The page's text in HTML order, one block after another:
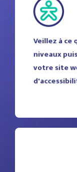
Veillez à
niveaux
votre site